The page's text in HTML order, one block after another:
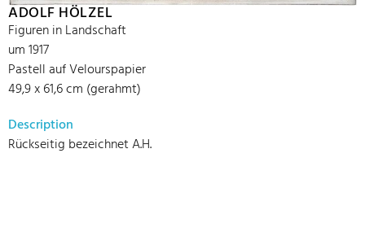
ADOLF HÖLZEL
Figuren in Landschaft
um 1917
Pastell auf Velourspapier
49,9 x 61,6 cm (gerahmt)
Description
Rückseitig bezeichnet A.H.